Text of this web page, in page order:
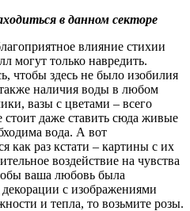
в данном секторе
влияние стихии
могут только навредить.
чтобы здесь не было изобилия
наличия воды в любом
вазы с цветами – всего
даже ставить сюда живые
вода. А вот
как раз кстати – картины с их
воздействие на чувства
ваша любовь была
с изображениями
и тепла, то возьмите розы.